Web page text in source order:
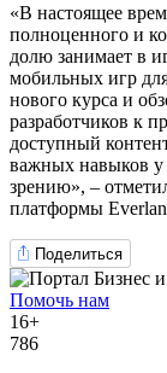
«В настоящее
полноценного и
долю занимает в
мобильных игр
нового курса и
разработчиков к
доступный
важных навыков у
зрению», –
платформы
Поделиться
Помочь нам
16+
786